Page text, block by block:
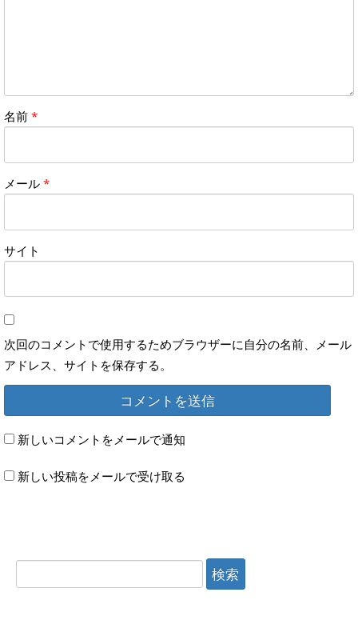
名前 *
メール *
サイト
次回のコメントで使用するためブラウザーに自分の名前、メール
アドレス、サイトを保存する。
新しいコメントをメールで通知
新しい投稿をメールで受け取る